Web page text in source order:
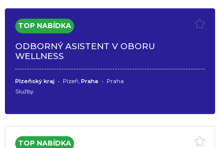
ODBORNÝ ASISTENT V OBORU
WELLNESS
Plzeňský kraj • Plzeň, Praha • Praha
Služby